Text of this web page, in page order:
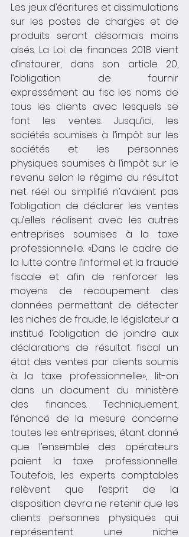
Les jeux d’écritures et dissimulations
sur les postes de charges et de
produits seront désormais moins
aisés. La Loi de finances 2018 vient
d’instaurer, dans son article 20,
l’obligation de fournir
expressément au fisc les noms de
tous les clients avec lesquels se
font les ventes. Jusqu’ici, les
sociétés soumises à l’impôt sur les
sociétés et les personnes
physiques soumises à l’impôt sur le
revenu selon le régime du résultat
net réel ou simplifié n’avaient pas
l’obligation de déclarer les ventes
qu’elles réalisent avec les autres
entreprises soumises à la taxe
professionnelle. «Dans le cadre de
la lutte contre l’informel et la fraude
fiscale et afin de renforcer les
moyens de recoupement des
données permettant de détecter
les niches de fraude, le législateur a
institué l’obligation de joindre aux
déclarations de résultat fiscal un
état des ventes par clients soumis
à la taxe professionnelle», lit-on
dans un document du ministère
des finances. Techniquement,
l’énoncé de la mesure concerne
toutes les entreprises, étant donné
que l’ensemble des opérateurs
paient la taxe professionnelle.
Toutefois, les experts comptables
relèvent que l’esprit de la
disposition devra ne retenir que les
clients personnes physiques qui
représentent une niche